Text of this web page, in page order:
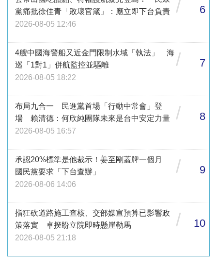
黨痛批徐佳青「敗壞官箴」：應立即下台負責
2026-08-05 12:46
/ 6
4艘中國海警船又近金門限制水域「執法」 海
巡「1對1」併航監控並驅離
2026-08-05 18:22
/ 7
布局九合一 民進黨首場「行動中常會」登
場 賴清德：何欣純團隊未來是台中安定力量
2026-08-05 16:57
/ 8
承認20%標準是他裁示！姜至剛蓋牌一個月
國民黨要求「下台查辦」
2026-08-06 14:06
/ 9
指狂砍道路施工查核、交部媒宣預算已影響政
策落實 卓揆盼立院即時懸崖勒馬
2026-08-05 21:18
/ 10